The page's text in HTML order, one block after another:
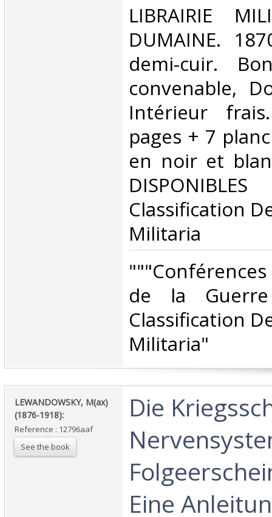
‎LIBRAIRIE
DUMAINE.
demi-cuir.
convenable,
Intérieur
pages + 7
en noir et
Classification
Militaria‎
de la Guerre
Classification
Militaria"‎
‎LEWANDOWSKY, M(ax)
(1876-1918):‎
Reference : 12796aaf
See the book
‎Die
Eine